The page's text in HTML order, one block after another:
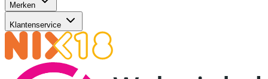
Merken
Klantenservice